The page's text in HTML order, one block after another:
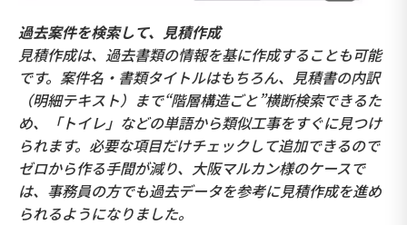
過去案件を検索して、見積作成
見積作成は、過去書類の情報を基に作成することも可能
です。案件名・書類タイトルはもちろん、見積書の内訳
（明細テキスト）まで“階層構造ごと”横断検索できるた
め、「トイレ」などの単語から類似工事をすぐに見つけ
られます。必要な項目だけチェックして追加できるので
ゼロから作る手間が減り、大阪マルカン様のケースで
は、事務員の方でも過去データを参考に見積作成を進め
られるようになりました。